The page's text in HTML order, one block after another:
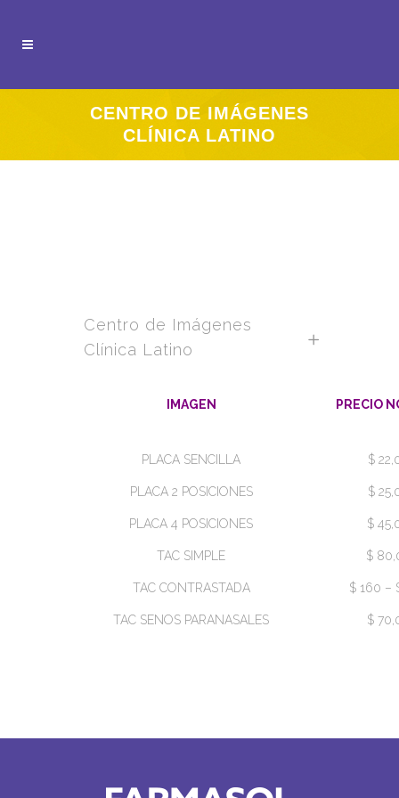
CENTRO DE IMÁGENES
CLÍNICA LATINO
Centro de Imágenes
Clínica Latino
IMAGEN PRECIO
PLACA SENCILLA $
PLACA 2 POSICIONES $
PLACA 4 POSICIONES $
TAC SIMPLE $
TAC CONTRASTADA $ 160 –
TAC SENOS PARANASALES $